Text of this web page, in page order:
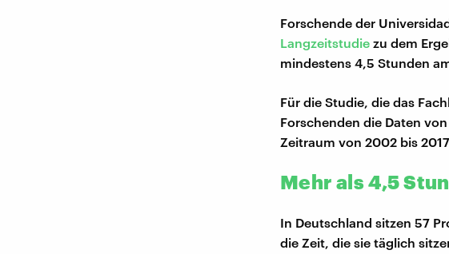
Forschende der
Langzeitstudie zu dem
mindestens 4,5 Stunden
Für die Studie, die das
Forschenden die Daten
Zeitraum von 2002 bis
Mehr als 4,5
In Deutschland sitzen 57
die Zeit, die sie täglich